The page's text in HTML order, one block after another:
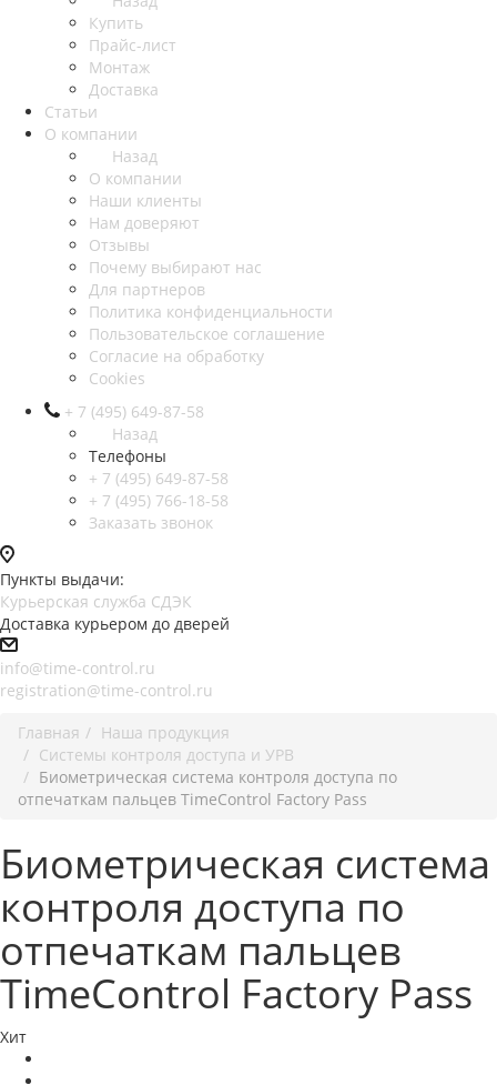
Купить
Прайс-лист
Монтаж
Доставка
Статьи
О компании
Назад
О компании
Наши клиенты
Нам доверяют
Отзывы
Почему выбирают нас
Для партнеров
Политика конфиденциальности
Пользовательское соглашение
Согласие на обработку
Cookies
+ 7 (495) 649-87-58
Назад
Телефоны
+ 7 (495) 649-87-58
+ 7 (495) 766-18-58
Заказать звонок
Пункты выдачи:
Курьерская служба СДЭК
Доставка курьером до дверей
info@time-control.ru
registration@time-control.ru
Главная
Наша продукция
Системы контроля доступа и УРВ
Биометрическая система контроля доступа по
отпечаткам пальцев TimeControl Factory Pass
Биометрическая система
контроля доступа по
отпечаткам пальцев
TimeControl Factory Pass
Хит